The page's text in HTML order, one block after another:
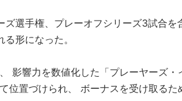
ズ選手権、プレーオフシリーズ3試合
形になった。
影響力を数値化した「プレーヤーズ
位置づけられ、 ボーナスを受け取る